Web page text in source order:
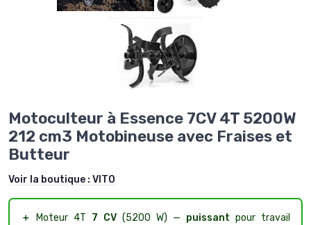
Motoculteur à Essence 7CV 4T 5200W
212 cm3 Motobineuse avec Fraises et
Butteur
Voir la boutique : VITO
＋ Moteur 4T 7 CV (5200 W) — puissant pour travail